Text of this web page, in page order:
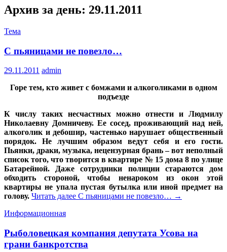
Архив за день: 29.11.2011
Тема
С пьяницами не повезло…
29.11.2011 admin
Горе тем, кто живет с бомжами и алкоголиками в одном
подъезде
К числу таких несчастных можно отнести и Людмилу
Николаевну Домничеву. Ее сосед, проживающий над ней,
алкоголик и дебошир, частенько нарушает общественный
порядок. Не лучшим образом ведут себя и его гости.
Пьянки, драки, музыка, нецензурная брань – вот неполный
список того, что творится в квартире № 15 дома 8 по улице
Батарейной. Даже сотрудники полиции стараются дом
обходить стороной, чтобы ненароком из окон этой
квартиры не упала пустая бутылка или иной предмет на
голову. Читать далее С пьяницами не повезло… →
Информационная
Рыболовецкая компания депутата Усова на
грани банкротства